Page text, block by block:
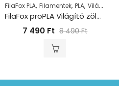
FilaFox PLA, Filamentek, PLA, Világító PLA
FilaFox proPLA Világító zöld (1000g / 1,75mm)
7 490 Ft 8 490Ft